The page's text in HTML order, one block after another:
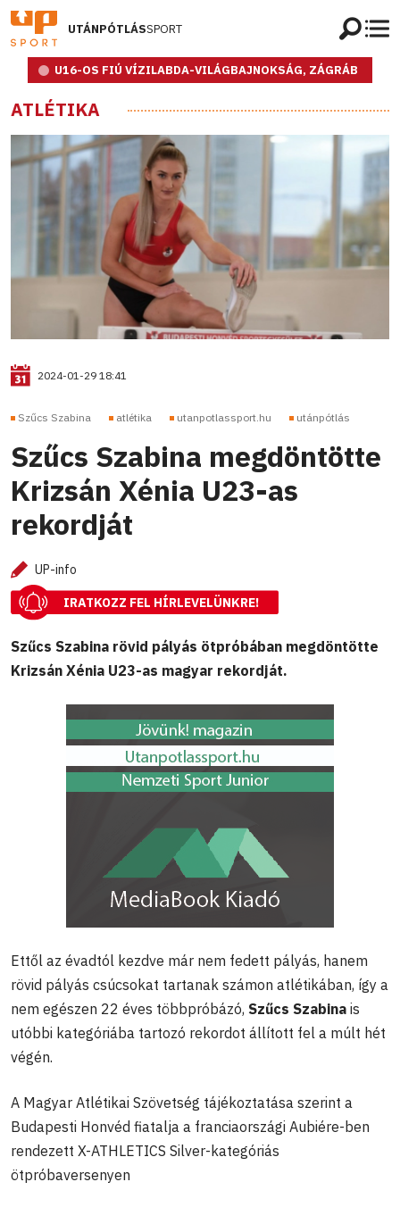
UTÁNPÓTLÁSSPORT
U16-OS FIÚ VÍZILABDA-VILÁGBAJNOKSÁG, ZÁGRÁB
ATLÉTIKA
2024-01-29 18:41
Szűcs Szabina atlétika utanpotlassport.hu utánpótlás
Szűcs Szabina megdöntötte
Krizsán Xénia U23-as
rekordját
UP-info
IRATKOZZ FEL HÍRLEVELÜNKRE!
Szűcs Szabina rövid pályás ötpróbában megdöntötte
Krizsán Xénia U23-as magyar rekordját.
Ettől az évadtól kezdve már nem fedett pályás, hanem
rövid pályás csúcsokat tartanak számon atlétikában, így a
nem egészen 22 éves többpróbázó, Szűcs Szabina is
utóbbi kategóriába tartozó rekordot állított fel a múlt hét
végén.
A Magyar Atlétikai Szövetség tájékoztatása szerint a
Budapesti Honvéd fiatalja a franciaországi Aubiére-ben
rendezett X-ATHLETICS Silver-kategóriás
ötpróbaversenyen